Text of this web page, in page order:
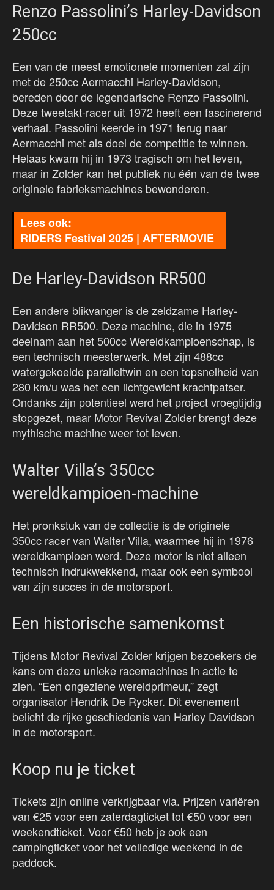
Renzo Passolini’s Harley-Davidson
250cc
Een van de meest emotionele momenten zal zijn
met de 250cc Aermacchi Harley-Davidson,
bereden door de legendarische Renzo Passolini.
Deze tweetakt-racer uit 1972 heeft een fascinerend
verhaal. Passolini keerde in 1971 terug naar
Aermacchi met als doel de competitie te winnen.
Helaas kwam hij in 1973 tragisch om het leven,
maar in Zolder kan het publiek nu één van de twee
originele fabrieksmachines bewonderen.
RIDERS Festival 2025 | AFTERMOVIE
De Harley-Davidson RR500
Een andere blikvanger is de zeldzame Harley-
Davidson RR500. Deze machine, die in 1975
deelnam aan het 500cc Wereldkampioenschap, is
een technisch meesterwerk. Met zijn 488cc
watergekoelde paralleltwin en een topsnelheid van
280 km/u was het een lichtgewicht krachtpatser.
Ondanks zijn potentieel werd het project vroegtijdig
stopgezet, maar Motor Revival Zolder brengt deze
mythische machine weer tot leven.
Walter Villa’s 350cc
wereldkampioen-machine
Het pronkstuk van de collectie is de originele
350cc racer van Walter Villa, waarmee hij in 1976
wereldkampioen werd. Deze motor is niet alleen
technisch indrukwekkend, maar ook een symbool
van zijn succes in de motorsport.
Een historische samenkomst
Tijdens Motor Revival Zolder krijgen bezoekers de
kans om deze unieke racemachines in actie te
zien. “Een ongeziene wereldprimeur,” zegt
organisator Hendrik De Rycker. Dit evenement
belicht de rijke geschiedenis van Harley Davidson
in de motorsport.
Koop nu je ticket
Tickets zijn online verkrijgbaar via. Prijzen variëren
van €25 voor een zaterdagticket tot €50 voor een
weekendticket. Voor €50 heb je ook een
campingticket voor het volledige weekend in de
paddock.